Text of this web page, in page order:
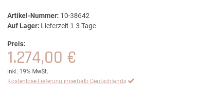
Artikel-Nummer: 10-38642
Auf Lager: Lieferzeit 1-3 Tage
Preis:
1.274,00 €
inkl. 19% MwSt.
Kostenlose Lieferung innerhalb Deutschlands